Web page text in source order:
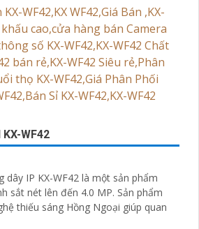
KX-WF42
dây IP KX-WF42 là một sản phẩm
lên đến 4.0 MP. Sản phẩm
thiếu sáng Hồng Ngoại giúp quan